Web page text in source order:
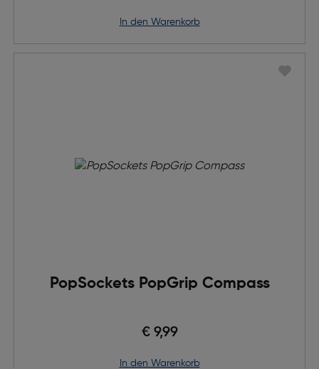
in den Warenkorb
PopSockets PopGrip Compass
€ 9,99
in den Warenkorb